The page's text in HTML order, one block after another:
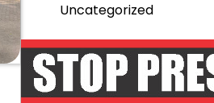
Uncategorized